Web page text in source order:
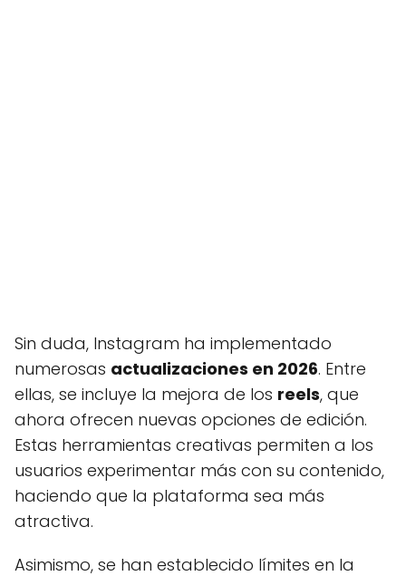
Sin duda, Instagram ha implementado
numerosas actualizaciones en 2026. Entre
ellas, se incluye la mejora de los reels, que
ahora ofrecen nuevas opciones de edición.
Estas herramientas creativas permiten a los
usuarios experimentar más con su contenido,
haciendo que la plataforma sea más
atractiva.
Asimismo, se han establecido límites en la